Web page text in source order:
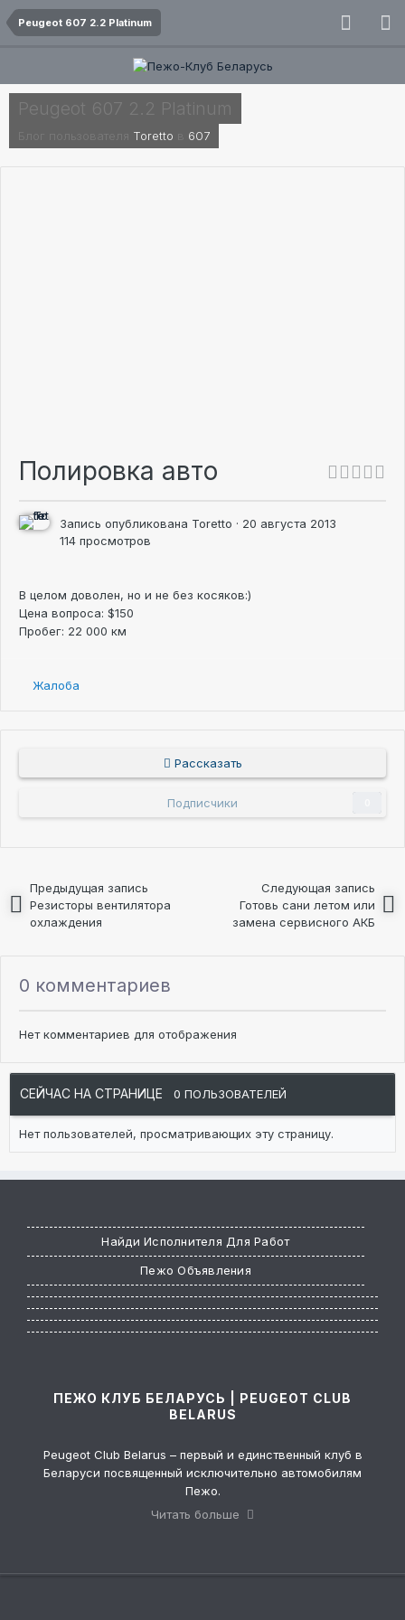
Peugeot 607 2.2 Platinum
Peugeot 607 2.2 Platinum
Блог пользователя Toretto 607
Полировка авто
Запись опубликована Toretto · 20 августа 2013
114 просмотров
В целом доволен, но и не без косяков:)
Цена вопроса: $150
Пробег: 22 000 км
Жалоба
Рассказать
Подписчики
Предыдущая запись
Резисторы вентилятора
охлаждения
Следующая запись
Готовь сани летом или
замена сервисного АКБ
0 комментариев
Нет комментариев для отображения
СЕЙЧАС НА СТРАНИЦЕ 0 ПОЛЬЗОВАТЕЛЕЙ
Нет пользователей, просматривающих эту страницу.
Найди Исполнителя Для Работ
Пежо Объявления
ПЕЖО КЛУБ БЕЛАРУСЬ | PEUGEOT CLUB
BELARUS
Peugeot Club Belarus – первый и единственный клуб в
Беларуси посвященный исключительно автомобилям
Пежо.
Клуб был создан в 2007 году, чтобы помогать владельцам
Читать больше